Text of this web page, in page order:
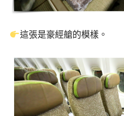
這張是豪經艙的模樣。